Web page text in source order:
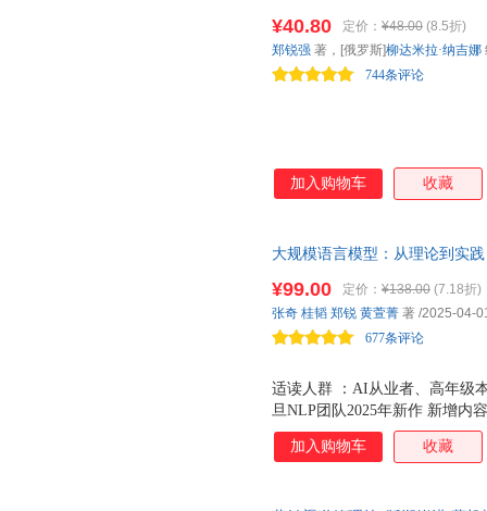
孩子对科学的兴趣。唯美、细
视角看自然，用自然的胸怀看
¥40.80 定价： ¥48.00 (8.5折)
744条评论
郑锐强 著，[俄罗斯]柳达米拉·纳吉娜
加入购物车 收藏
大规模语言模型：从理论到实
适读人群 ：AI从业者、高年级
旦NLP团队2025年新作 新增内
RAG、大模型效率优化、预训
开发 深入探讨LLM的实际应用
¥99.00 定价： ¥138.00 (7.18折)
677条评论
张奇 桂韬 郑锐 黄萱菁 著 /2025-04-
加入购物车 收藏